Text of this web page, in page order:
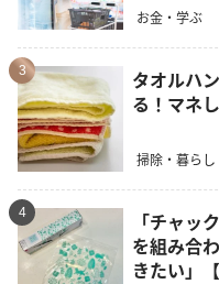
お金・学ぶ
3
タオルハ
る！マネ
掃除・暮らし
4
「チャッ
を組み合
きたい」